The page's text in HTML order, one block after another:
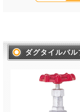
ダグタイルバル